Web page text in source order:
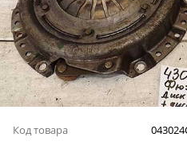
Код товара